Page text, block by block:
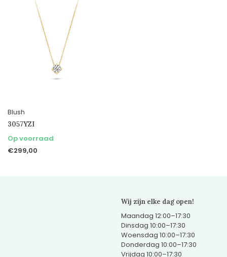
Blush
3057YZI
Op voorraad
€299,00
Wij zijn elke dag open!
Maandag 12:00–17:30
Dinsdag 10:00–17:30
Woensdag 10:00–17:30
Donderdag 10:00–17:30
Vrijdag 10:00–17:30